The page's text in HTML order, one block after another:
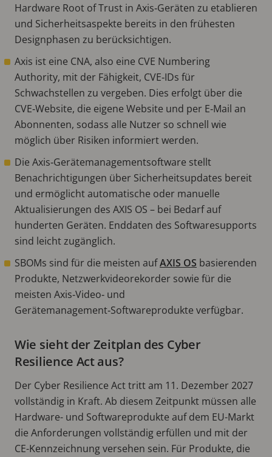
Hardware Root of Trust in Axis‑Geräten zu etablieren
und Sicherheitsaspekte bereits in den frühesten
Designphasen zu berücksichtigen.
Axis ist eine CNA, also eine CVE Numbering
Authority, mit der Fähigkeit, CVE‑IDs für
Schwachstellen zu vergeben. Dies erfolgt über die
CVE‑Website, die eigene Website und per E‑Mail an
Abonnenten, sodass alle Nutzer so schnell wie
möglich über Risiken informiert werden.
Die Axis‑Gerätemanagementsoftware stellt
Benachrichtigungen über Sicherheitsupdates bereit
und ermöglicht automatische oder manuelle
Aktualisierungen des AXIS OS – bei Bedarf auf
hunderten Geräten. Enddaten des Softwaresupports
sind leicht zugänglich.
SBOMs sind für die meisten aufAXIS OS basierenden
Produkte, Netzwerkvideorekorder sowie für die
meisten Axis‑Video‑ und
Gerätemanagement‑Softwareprodukte verfügbar.
Wie sieht der Zeitplan des Cyber
Resilience Act aus?
Der Cyber Resilience Act tritt am 11. Dezember 2027
vollständig in Kraft. Ab diesem Zeitpunkt müssen alle
Hardware- und Softwareprodukte auf dem EU-Markt
die Anforderungen vollständig erfüllen und mit der
CE-Kennzeichnung versehen sein. Für Produkte, die